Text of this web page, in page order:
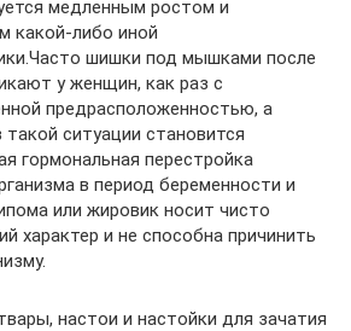
медленным ростом и
какой-либо иной
шишки под мышками после
у женщин, как раз с
предрасположенностью, а
такой ситуации становится
гормональная перестройка
в период беременности и
или жировик носит чисто
характер и не способна причинить
настои и настойки для зачатия